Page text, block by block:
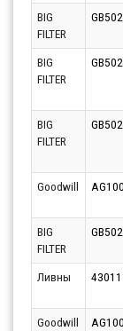
BIG
FILTER
BIG
FILTER
GB502
BIG
FILTER
Goodwill
BIG
FILTER
Ливны
Goodwill